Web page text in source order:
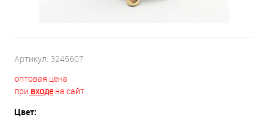
Артикул: 3245607
оптовая цена
при входена сайт
Цвет: